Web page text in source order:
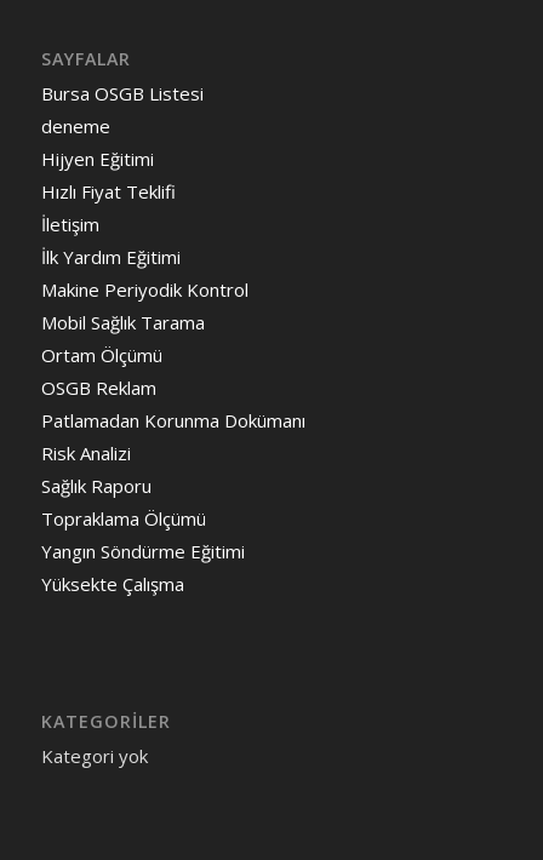
SAYFALAR
Bursa OSGB Listesi
deneme
Hijyen Eğitimi
Hızlı Fiyat Teklifi
İletişim
İlk Yardım Eğitimi
Makine Periyodik Kontrol
Mobil Sağlık Tarama
Ortam Ölçümü
OSGB Reklam
Patlamadan Korunma Dokümanı
Risk Analizi
Sağlık Raporu
Topraklama Ölçümü
Yangın Söndürme Eğitimi
Yüksekte Çalışma
KATEGORILER
Kategori yok